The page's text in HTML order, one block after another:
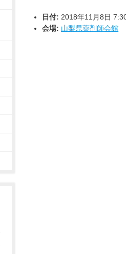
日付: 2018年11月8日
会場: 山梨県薬剤師会館